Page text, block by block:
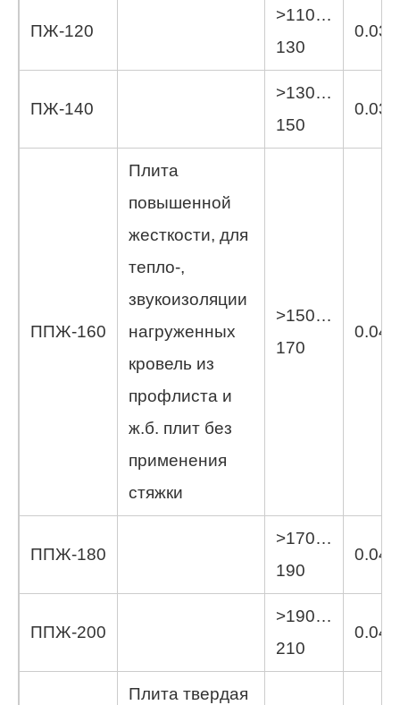
ПЖ-120
>110…
130
0.039
ПЖ-140
>130…
150
0.039
ППЖ-160
Плита
повышенной
жесткости, для
тепло-,
звукоизоляции
нагруженных
кровель из
профлиста и
ж.б. плит без
применения
стяжки
>150…
170
0.042
ППЖ-180
>170…
190
0.044
ППЖ-200
>190…
210
0.045
Плита твердая